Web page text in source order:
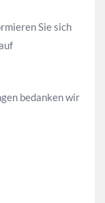
Sie sich
bedanken wir